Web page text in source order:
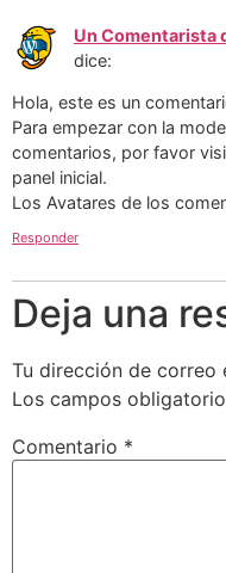
Un Comentarista
dice:
Hola, este es un
Para empezar con la
comentarios, por favor
panel inicial.
Los Avatares de los
Responder
Deja una
Tu dirección de correo
Los campos
Comentario *